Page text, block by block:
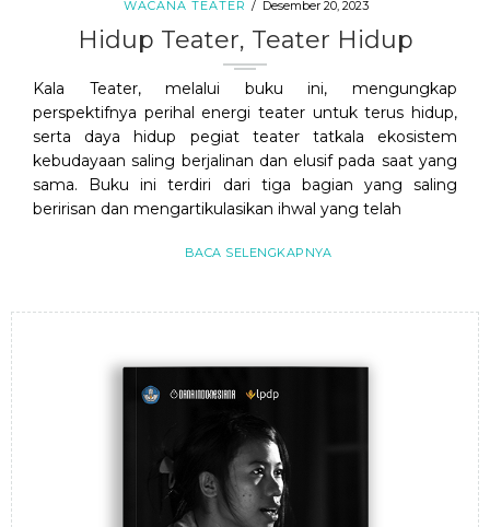
WACANA TEATER Desember 20, 2023
Hidup Teater, Teater Hidup
Kala Teater, melalui buku ini, mengungkap
perspektifnya perihal energi teater untuk terus hidup,
serta daya hidup pegiat teater tatkala ekosistem
kebudayaan saling berjalinan dan elusif pada saat yang
sama. Buku ini terdiri dari tiga bagian yang saling
beririsan dan mengartikulasikan ihwal yang telah
BACA SELENGKAPNYA